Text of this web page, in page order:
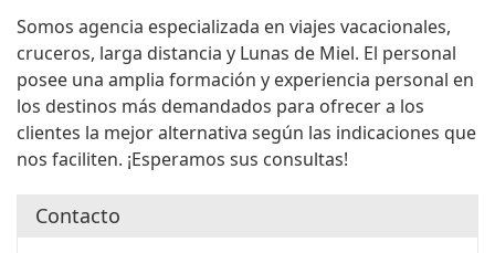
Somos agencia especializada en viajes vacacionales,
cruceros, larga distancia y Lunas de Miel. El personal
posee una amplia formación y experiencia personal en
los destinos más demandados para ofrecer a los
clientes la mejor alternativa según las indicaciones que
nos faciliten. ¡Esperamos sus consultas!
Contacto